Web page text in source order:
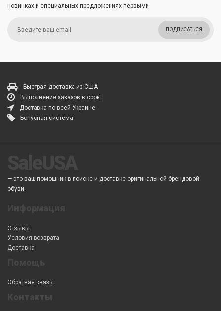
новинках и специальных предложениях первыми
ПОДПИСАТЬСЯ
Быстрая доставка из США
Выполнение заказов в срок
Доставка по всей Украине
Бонусная система
— это ваш помошник в поиске и доставке оригинальной брендовой
обуви.
Отзывы
Условия возврата
Доставка
Обратная связь